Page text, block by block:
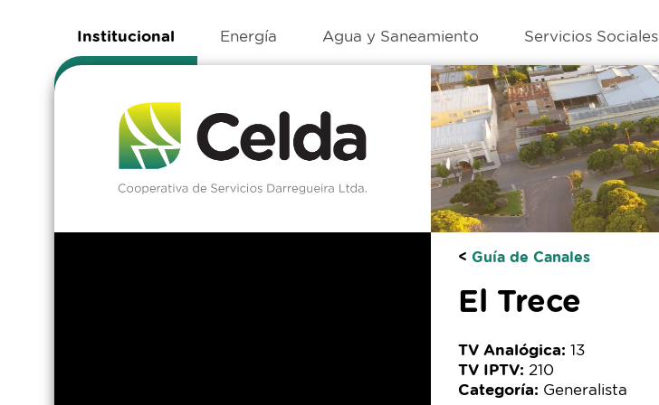
Institucional Energía Agua y Saneamiento Servicios Sociales
<Guía de Canales
El Trece
TV Analógica: 13
TV IPTV: 210
Categoría: Generalista